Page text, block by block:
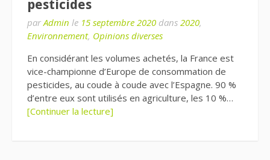
pesticides
parAdmin le 15 septembre 2020 dans 2020,
Environnement, Opinions diverses
En considérant les volumes achetés, la France est
vice-championne d’Europe de consommation de
pesticides, au coude à coude avec l’Espagne. 90 %
d’entre eux sont utilisés en agriculture, les 10 %…
[Continuer la lecture]